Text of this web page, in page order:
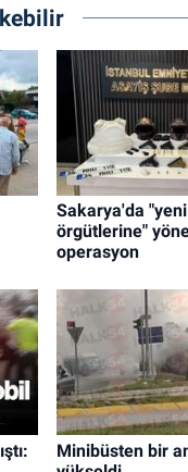
Sakarya'da
örgütlerine"
operasyon
Minibüsten bir